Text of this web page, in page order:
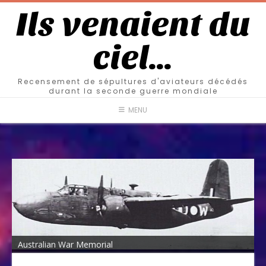
Ils venaient du
ciel…
Recensement de sépultures d'aviateurs décédés
durant la seconde guerre mondiale
MENU
Australian War Memorial